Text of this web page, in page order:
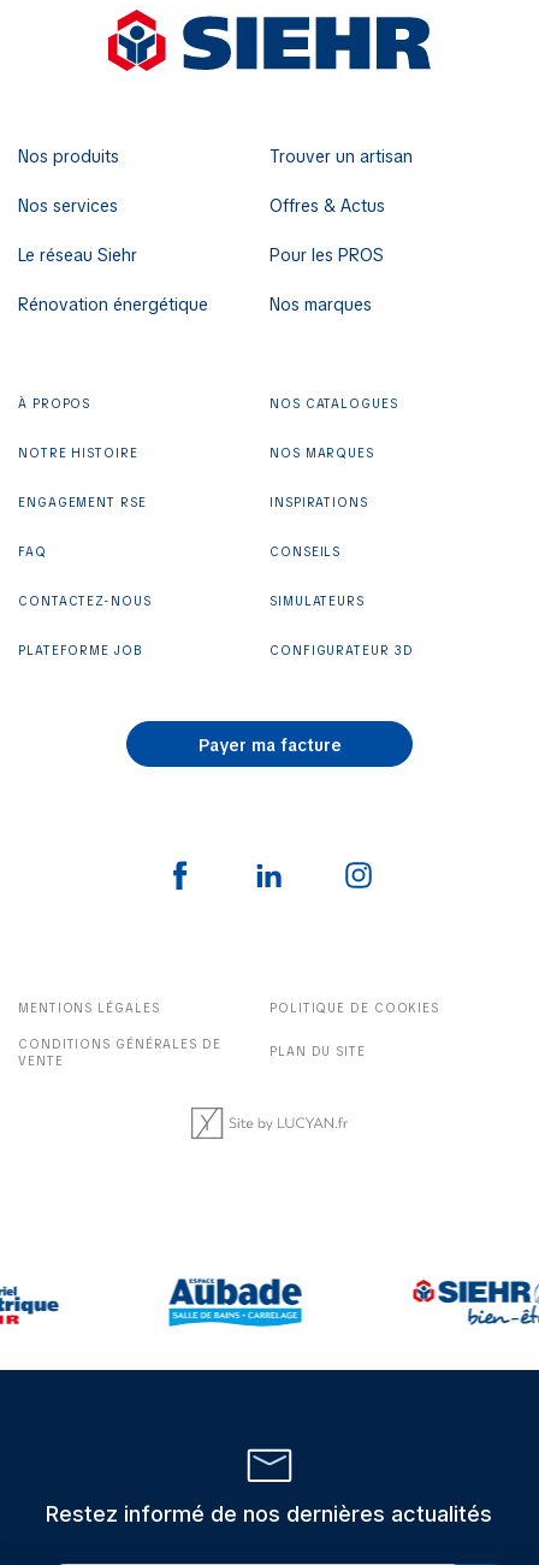
Nos produits
Nos services
Le réseau Siehr
Rénovation énergétique
Trouver un artisan
Offres & Actus
Pour les PROS
Nos marques
À PROPOS
NOTRE HISTOIRE
ENGAGEMENT RSE
FAQ
CONTACTEZ-NOUS
PLATEFORME JOB
NOS CATALOGUES
NOS MARQUES
INSPIRATIONS
CONSEILS
SIMULATEURS
CONFIGURATEUR 3D
Payer ma facture
MENTIONS LÉGALES POLITIQUE DE COOKIES
CONDITIONS GÉNÉRALES DE
VENTE
PLAN DU SITE
Restez informé de nos dernières actualités